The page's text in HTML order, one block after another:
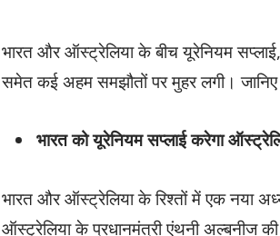
भारत और ऑस्ट्रेलिया के बीच यूरेनियम
समेत कई अहम समझौतों पर मुहर लगी। जानिए
भारत को यूरेनियम सप्लाई करेगा
भारत और ऑस्ट्रेलिया के रिश्तों में एक नया
ऑस्ट्रेलिया के प्रधानमंत्री एंथनी अल्बनीज की